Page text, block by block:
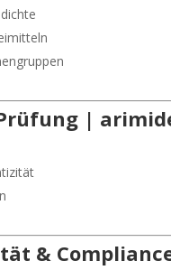
|
&